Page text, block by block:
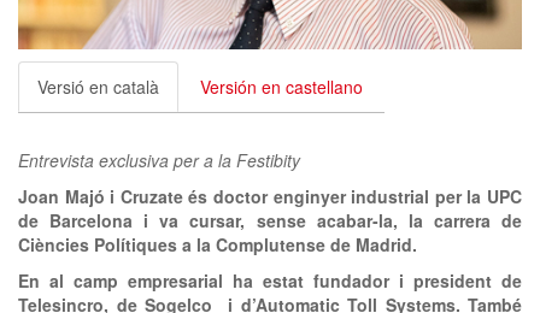
Versió en català Versión en castellano
Entrevista exclusiva per a la Festibity
Joan Majó i Cruzate és doctor enginyer industrial per la UPC
de Barcelona i va cursar, sense acabar-la, la carrera de
Ciències Polítiques a la Complutense de Madrid.
En al camp empresarial ha estat fundador i president de
Telesincro, de Sogelco i d’Automatic Toll Systems. També